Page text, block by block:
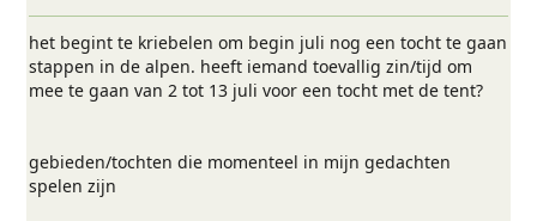
het begint te kriebelen om begin juli nog een tocht te gaan
stappen in de alpen. heeft iemand toevallig zin/tijd om
mee te gaan van 2 tot 13 juli voor een tocht met de tent?
gebieden/tochten die momenteel in mijn gedachten
spelen zijn